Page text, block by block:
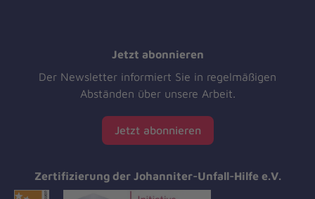
Jetzt abonnieren
Der Newsletter informiert Sie in regelmäßigen
Abständen über unsere Arbeit.
Jetzt abonnieren
Zertifizierung der Johanniter-Unfall-Hilfe e.V.